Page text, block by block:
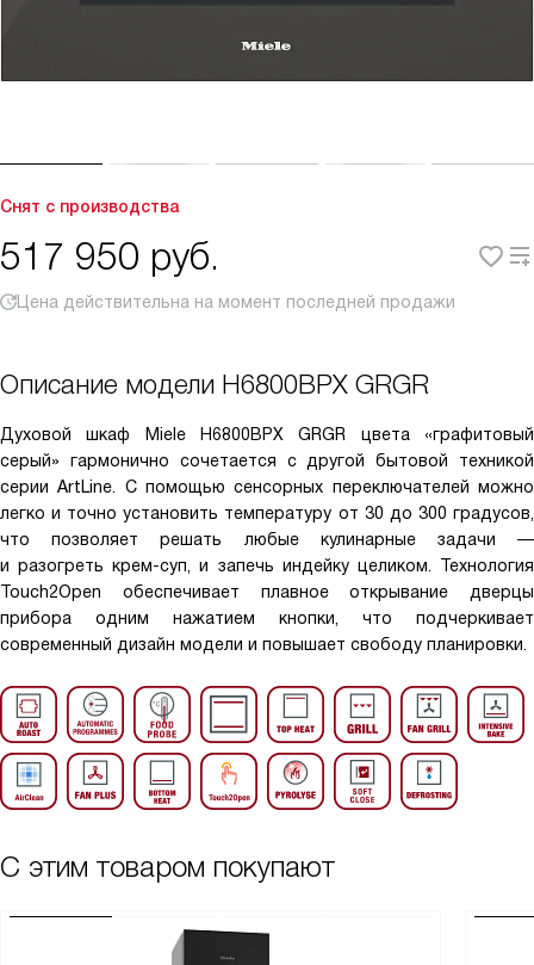
Снят с производства
517 950 руб.
Цена действительна на момент последней продажи
Описание модели H6800BPX GRGR
Духовой шкаф Miele H6800BPX GRGR цвета «графитовый
серый» гармонично сочетается с другой бытовой техникой
серии ArtLine. С помощью сенсорных переключателей можно
легко и точно установить температуру от 30 до 300 градусов,
что позволяет решать любые кулинарные задачи —
и разогреть крем-суп, и запечь индейку целиком. Технология
Touch2Open обеспечивает плавное открывание дверцы
прибора одним нажатием кнопки, что подчеркивает
современный дизайн модели и повышает свободу планировки.
С этим товаром покупают